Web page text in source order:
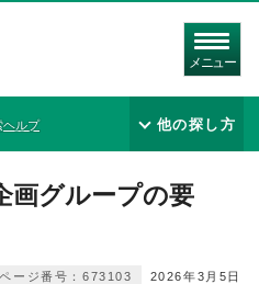
メニュー
ヘルプ 他の探し方
画グループの要
2026年3月5日
ページ番号：673103